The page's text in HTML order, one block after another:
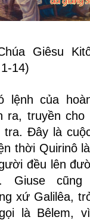
Giêsu
14)
lệnh của
ra, truyền cho
tra. Ðây là
thời Quirinô
đều lên
Giuse
xứ Galilêa,
là Bêlem,